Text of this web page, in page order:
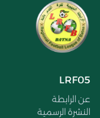
LRF05
عن الرابطة
النشرة الرسمية